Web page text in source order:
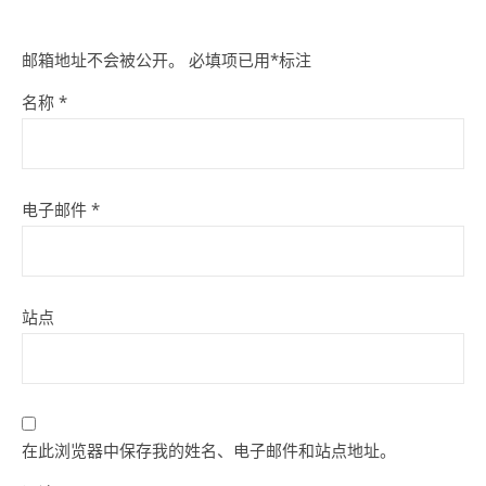
邮箱地址不会被公开。 必填项已用*标注
名称 *
电子邮件 *
站点
在此浏览器中保存我的姓名、电子邮件和站点地址。